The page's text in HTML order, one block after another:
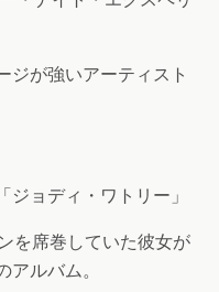
ジが強いアーティスト
ョディ・ワトリー」
を席巻していた彼女が
ルバム。